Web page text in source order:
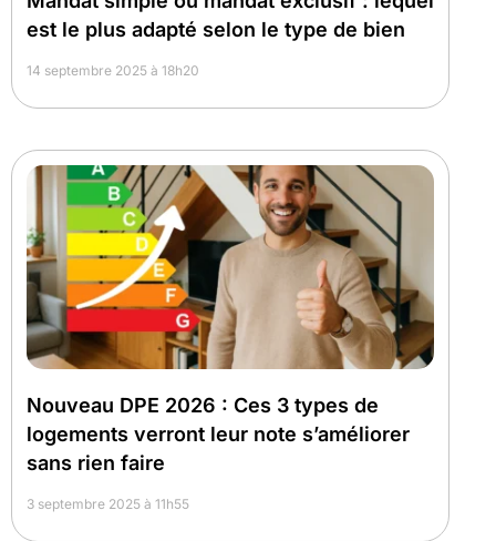
est le plus adapté selon le type de bien
14 septembre 2025 à 18h20
Nouveau DPE 2026 : Ces 3 types de
logements verront leur note s’améliorer
sans rien faire
3 septembre 2025 à 11h55